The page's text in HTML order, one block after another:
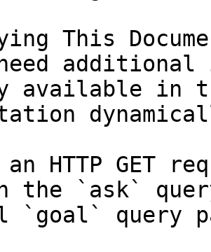
This
available in
an HTTP GET
the `ask`
`goal` query